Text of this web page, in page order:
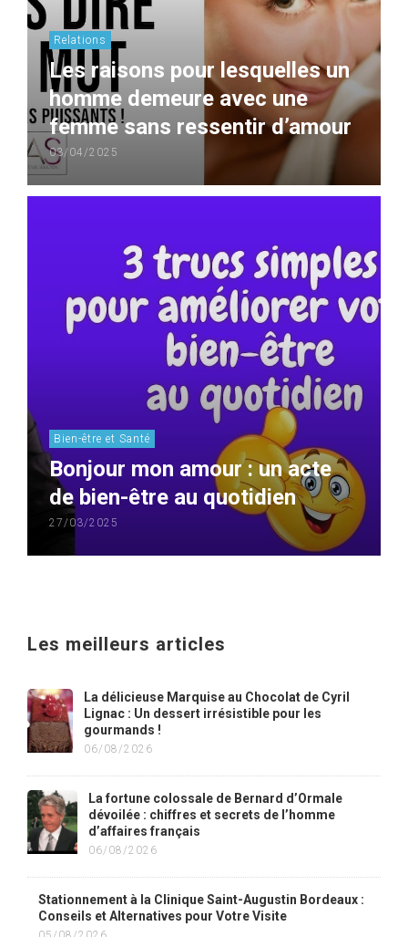
Relations
Les raisons pour lesquelles un
homme demeure avec une
femme sans ressentir d’amour
03/04/2025
Bien-être et Santé
Bonjour mon amour : un acte
de bien-être au quotidien
27/03/2025
Les meilleurs articles
La délicieuse Marquise au Chocolat de Cyril
Lignac : Un dessert irrésistible pour les
gourmands !
06/08/2026
La fortune colossale de Bernard d’Ormale
dévoilée : chiffres et secrets de l’homme
d’affaires français
06/08/2026
Stationnement à la Clinique Saint-Augustin Bordeaux :
Conseils et Alternatives pour Votre Visite